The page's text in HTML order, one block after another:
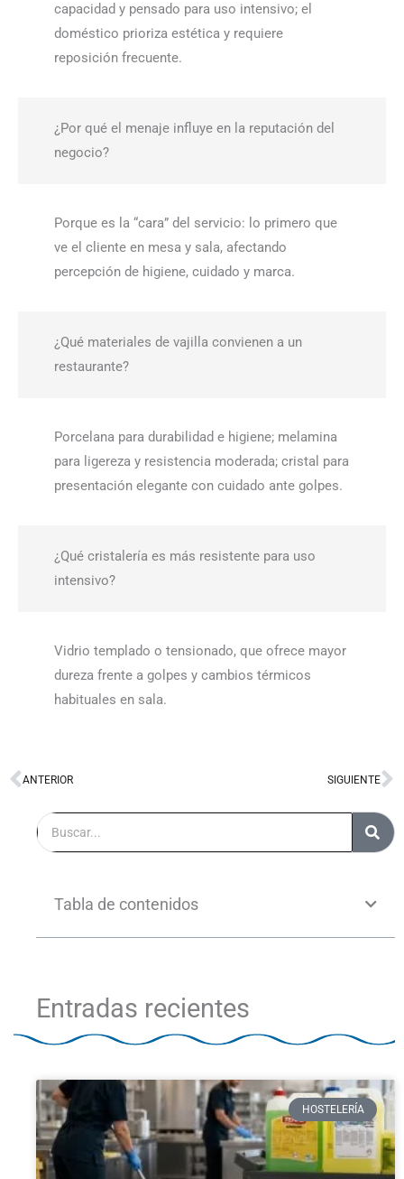
capacidad y pensado para uso intensivo; el
doméstico prioriza estética y requiere
reposición frecuente.
¿Por qué el menaje influye en la reputación del
negocio?
Porque es la “cara” del servicio: lo primero que
ve el cliente en mesa y sala, afectando
percepción de higiene, cuidado y marca.
¿Qué materiales de vajilla convienen a un
restaurante?
Porcelana para durabilidad e higiene; melamina
para ligereza y resistencia moderada; cristal para
presentación elegante con cuidado ante golpes.
¿Qué cristalería es más resistente para uso
intensivo?
Vidrio templado o tensionado, que ofrece mayor
dureza frente a golpes y cambios térmicos
habituales en sala.
Ant
ANTERIOR SIGUIENTE
Buscar
Tabla de contenidos
Entradas recientes
HOSTELERÍA